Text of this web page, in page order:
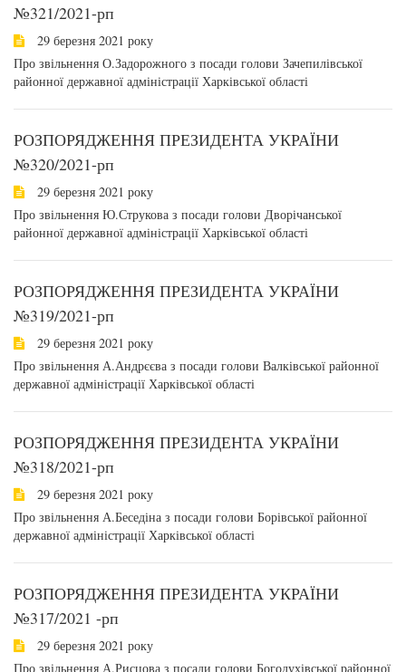
№321/2021-рп
29 березня 2021 року
Про звільнення О.Задорожного з посади голови Зачепилівської
районної державної адміністрації Харківської області
РОЗПОРЯДЖЕННЯ ПРЕЗИДЕНТА УКРАЇНИ
№320/2021-рп
29 березня 2021 року
Про звільнення Ю.Струкова з посади голови Дворічанської
районної державної адміністрації Харківської області
РОЗПОРЯДЖЕННЯ ПРЕЗИДЕНТА УКРАЇНИ
№319/2021-рп
29 березня 2021 року
Про звільнення А.Андрєєва з посади голови Валківської районної
державної адміністрації Харківської області
РОЗПОРЯДЖЕННЯ ПРЕЗИДЕНТА УКРАЇНИ
№318/2021-рп
29 березня 2021 року
Про звільнення А.Беседіна з посади голови Борівської районної
державної адміністрації Харківської області
РОЗПОРЯДЖЕННЯ ПРЕЗИДЕНТА УКРАЇНИ
№317/2021 -рп
29 березня 2021 року
Про звільнення А.Рисцова з посади голови Богодухівської районної